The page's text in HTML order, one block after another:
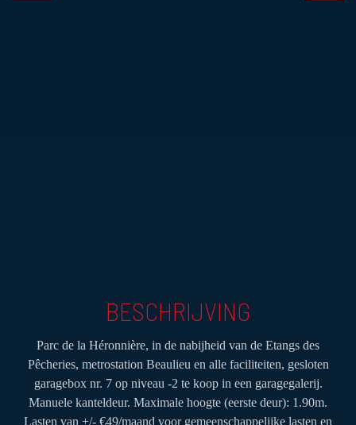
BESCHRIJVING
Parc de la Héronnière, in de nabijheid van de Etangs des
Pêcheries, metrostation Beaulieu en alle faciliteiten, gesloten
garagebox nr. 7 op niveau -2 te koop in een garagegalerij.
Manuele kanteldeur. Maximale hoogte (eerste deur): 1.90m.
Lasten van +/- €49/maand voor gemeenschappelijke lasten en